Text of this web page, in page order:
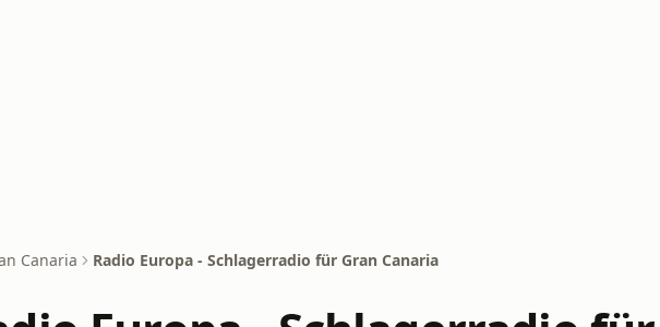
Canaria Radio Europa - Schlagerradio für Gran Canaria